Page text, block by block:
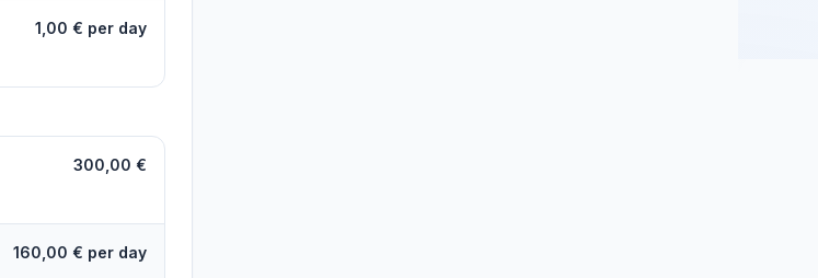
1,00 € per day
300,00 €
160,00 € per day